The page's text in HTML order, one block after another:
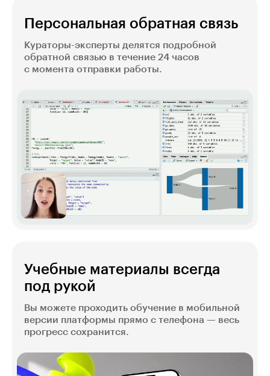
Персональная обратная связь
Кураторы-эксперты делятся подробной
обратной связью в течение 24 часов
с момента отправки работы.
Учебные материалы всегда
под рукой
Вы можете проходить обучение в мобильной
версии платформы прямо с телефона — весь
прогресс сохранится.